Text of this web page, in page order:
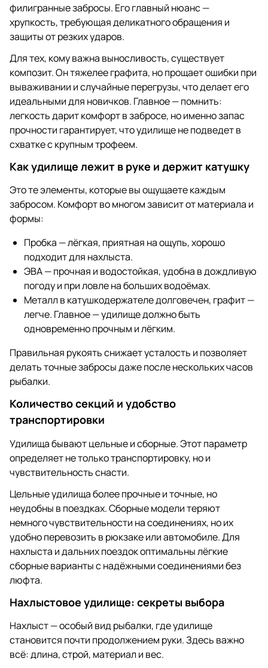
филигранные забросы. Его главный нюанс —
хрупкость, требующая деликатного обращения и
защиты от резких ударов.
Для тех, кому важна выносливость, существует
композит. Он тяжелее графита, но прощает ошибки при
вываживании и случайные перегрузы, что делает его
идеальными для новичков. Главное — помнить:
легкость дарит комфорт в забросе, но именно запас
прочности гарантирует, что удилище не подведет в
схватке с крупным трофеем.
Как удилище лежит в руке и держит катушку
Это те элементы, которые вы ощущаете каждым
забросом. Комфорт во многом зависит от материала и
формы:
Пробка — лёгкая, приятная на ощупь, хорошо
подходит для нахлыста.
ЭВА — прочная и водостойкая, удобна в дождливую
погоду и при ловле на больших водоёмах.
Металл в катушкодержателе долговечен, графит —
легче. Главное — удилище должно быть
одновременно прочным и лёгким.
Правильная рукоять снижает усталость и позволяет
делать точные забросы даже после нескольких часов
рыбалки.
Количество секций и удобство
транспортировки
Удилища бывают цельные и сборные. Этот параметр
определяет не только транспортировку, но и
чувствительность снасти.
Цельные удилища более прочные и точные, но
неудобны в поездках. Сборные модели теряют
немного чувствительности на соединениях, но их
удобно перевозить в рюкзаке или автомобиле. Для
нахлыста и дальних поездок оптимальны лёгкие
сборные варианты с надёжными соединениями без
люфта.
Нахлыстовое удилище: секреты выбора
Нахлыст — особый вид рыбалки, где удилище
становится почти продолжением руки. Здесь важно
всё: длина, строй, материал и вес.